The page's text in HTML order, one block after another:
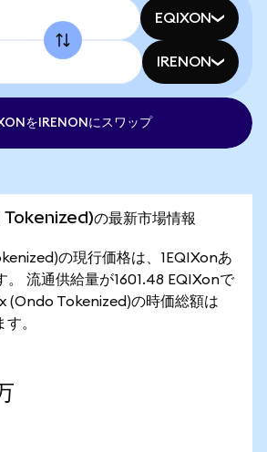
EQIXON
IRENON
をIRENONにスワップ
の最新市場情報
の現行価格は、1EQIXonあ
。 流通供給量が1601.48 EQIXonで
(Ondo Tokenized)の時価総額は
。